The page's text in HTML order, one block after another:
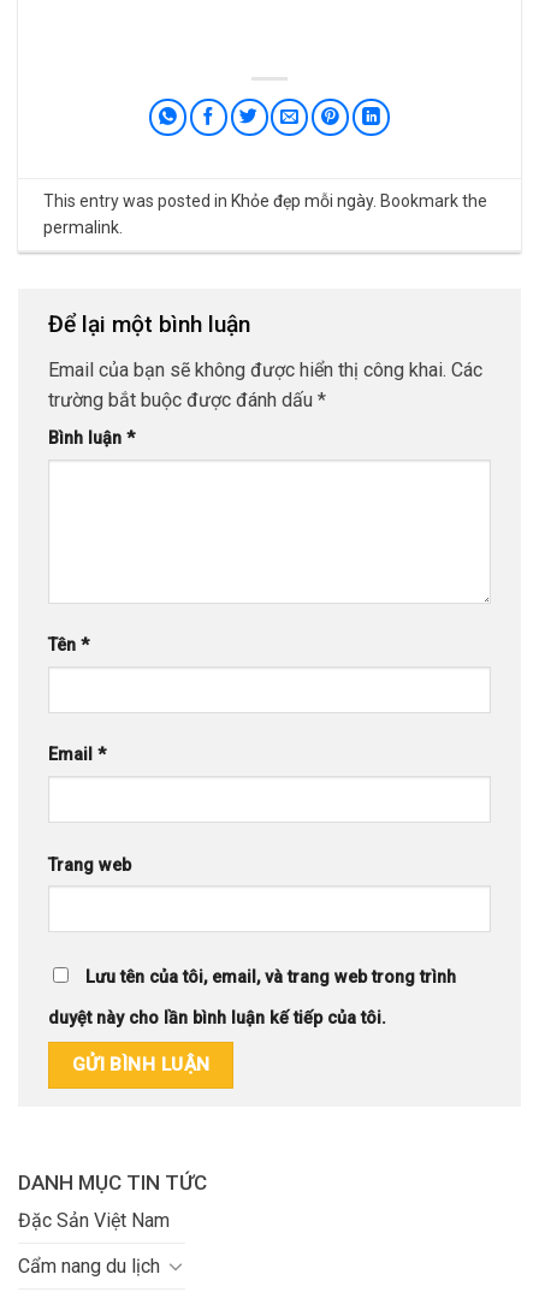
This entry was posted in Khỏe đẹp mỗi ngày. Bookmark the
permalink
Để lại một bình luận
Email của bạn sẽ không được hiển thị công khai. Các
trường bắt buộc được đánh dấu *
Bình luận *
Tên *
Email *
Trang web
Lưu tên của tôi, email, và trang web trong trình
duyệt này cho lần bình luận kế tiếp của tôi.
DANH MỤC TIN TỨC
Đặc Sản Việt Nam
Cẩm nang du lịch